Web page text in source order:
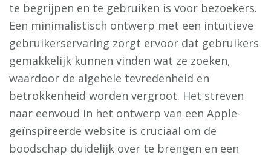
te begrijpen en te gebruiken is voor bezoekers.
Een minimalistisch ontwerp met een intuïtieve
gebruikerservaring zorgt ervoor dat gebruikers
gemakkelijk kunnen vinden wat ze zoeken,
waardoor de algehele tevredenheid en
betrokkenheid worden vergroot. Het streven
naar eenvoud in het ontwerp van een Apple-
geïnspireerde website is cruciaal om de
boodschap duidelijk over te brengen en een